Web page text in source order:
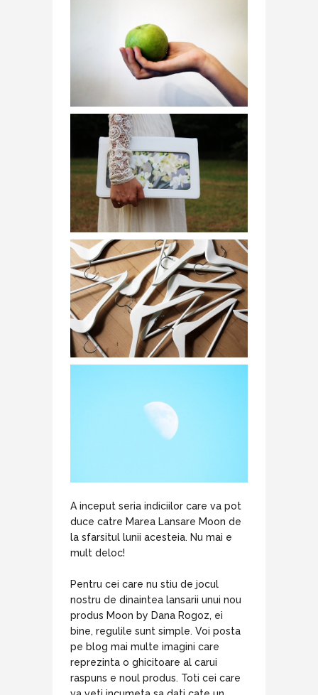
A inceput seria indiciilor care va pot
duce catre Marea Lansare Moon de
la sfarsitul lunii acesteia. Nu mai e
mult deloc!
Pentru cei care nu stiu de jocul
nostru de dinaintea lansarii unui nou
produs Moon by Dana Rogoz, ei
bine, regulile sunt simple. Voi posta
pe blog mai multe imagini care
reprezinta o ghicitoare al carui
raspuns e noul produs. Toti cei care